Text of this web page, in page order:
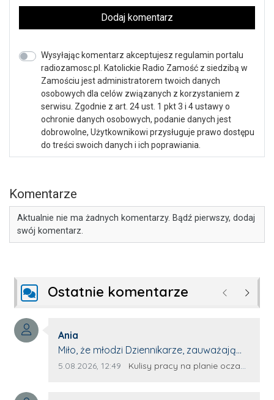
Dodaj komentarz
Wysyłając komentarz akceptujesz regulamin portalu
radiozamosc.pl. Katolickie Radio Zamość z siedzibą w
Zamościu jest administratorem twoich danych
osobowych dla celów związanych z korzystaniem z
serwisu. Zgodnie z art. 24 ust. 1 pkt 3 i 4 ustawy o
ochronie danych osobowych, podanie danych jest
dobrowolne, Użytkownikowi przysługuje prawo dostępu
do treści swoich danych i ich poprawiania.
Komentarze
Aktualnie nie ma żadnych komentarzy. Bądź pierwszy, dodaj
swój komentarz.
Ostatnie komentarze Poprzednie
Autor komentarza:
Ania
Treść komentarza:
Miło, że młodzi Dziennikarze, zauważają
młode talenty, które dopiero wkraczają
Data dodania komentarza:
5.08.2026, 12:49 Źródło komentarza:
Kulisy pracy na planie oczami młodego filmowca